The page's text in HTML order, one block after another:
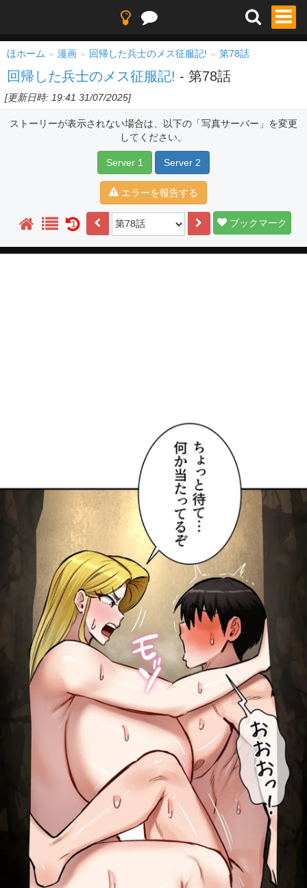
ほホーム 漫画 回帰した兵士のメス征服記! 第78話
回帰した兵士のメス征服記! - 第78話
[更新日時: 19:41 31/07/2025]
ストーリーが表示されない場合は、以下の「写真サーバー」を変更
してください。
Server 1 Server 2
エラーを報告する
1 ブックマーク